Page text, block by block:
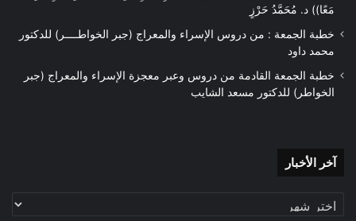
مَعًا)) د. مُحَمَّدُ حَرْزٍ
خطبة الجمعة : من دروس الإسراء والمعراج (جبر الخواطــــر) للدكتور
محمد داود
خطبة الجمعة القادمة من دروس وعبر معجزة الإسراء والمعراج (جبر
الخواطر) للدكتور مسعد الشايب
آخر الأخبار